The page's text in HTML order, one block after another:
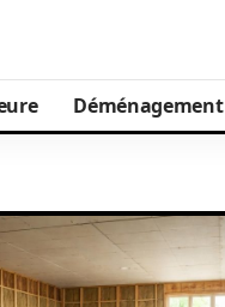
Déménagement